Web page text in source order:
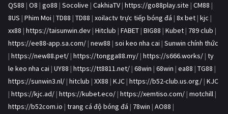
QS88 | O8 | go88 | Socolive | CakhiaTV | https://go88play.site | CM88 |
8US | Phim Moi | TD88 | TD88 | xoilactv trực tiếp bóng đá | 8x bet | kjc |
xx88 | https://taisunwin.dev | Hitclub | FABET | BIG88 | Kubet | 789 club |
https://ee88-app.sa.com/ | new88 | soi keo nha cai | Sunwin chính thức
| https://new88.pet/ | https://tongga88.my/ | https://s666.works/ | ty
le keo nha cai | UY88 | https://tt8811.net/ | 68win | 68win | ea88 | TG88 |
https://sunwin3.nl/ | hitclub | XX88 | KJC | https://b52-club.us.org/ | KJC
| https://kjc.ad/ | https://kubet.eco/ | https://xemtiso.com/ | motchill |
https://b52com.io | trang cá độ bóng đá | 78win | AO88 |